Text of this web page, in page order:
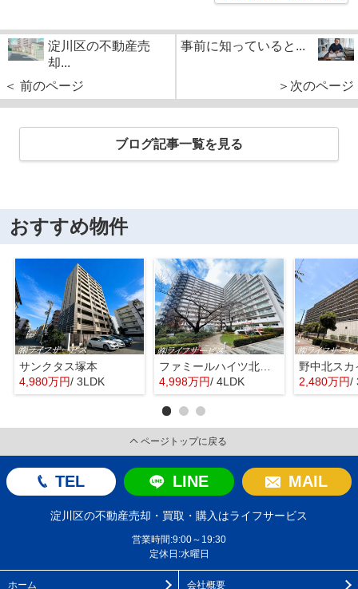
淀川区の不動産売
却...
＜ 前のページ
事前に知っていると...
＞次のページ
ブログ記事一覧を見る
おすすめ物件
サンクタス塚本
4,980万円/ 3LDK
ファミールハイツ北大阪４号棟
4,998万円/ 4LDK
野中北スカ
2,480万円/
ページトップに戻る
TEL LINE MAIL
淀川区の不動産売却・買取・購入はライフサービス
営業時間:9:00～19:30
定休日:水曜日
ホーム 会社概要